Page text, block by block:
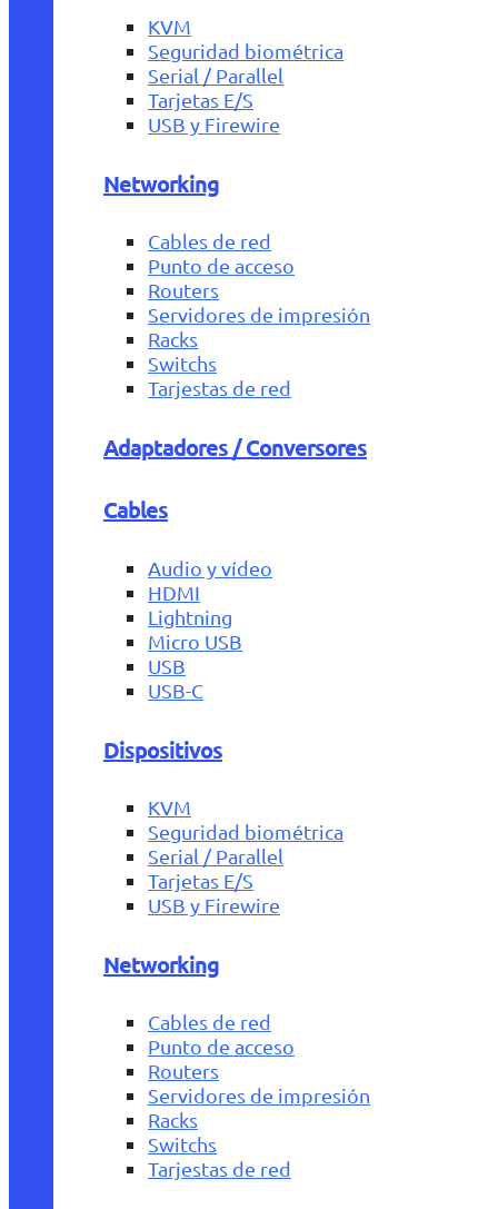
KVM
Seguridad biométrica
Serial / Parallel
Tarjetas E/S
USB y Firewire
Networking
Cables de red
Punto de acceso
Routers
Servidores de impresión
Racks
Switchs
Tarjestas de red
Adaptadores / Conversores
Cables
Audio y vídeo
HDMI
Lightning
Micro USB
USB
USB-C
Dispositivos
KVM
Seguridad biométrica
Serial / Parallel
Tarjetas E/S
USB y Firewire
Networking
Cables de red
Punto de acceso
Routers
Servidores de impresión
Racks
Switchs
Tarjestas de red